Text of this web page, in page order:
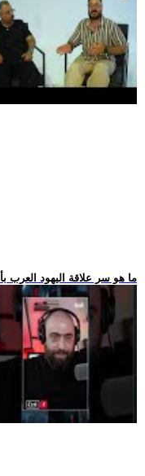
.. ما هو سر علاقة اليهود العرب